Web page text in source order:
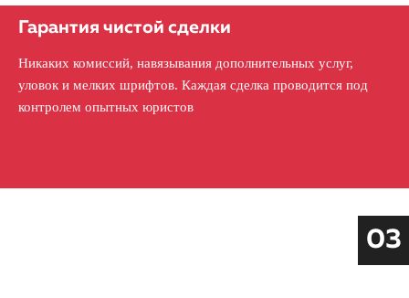
Гарантия чистой сделки
Никаких комиссий, навязывания дополнительных услуг,
уловок и мелких шрифтов. Каждая сделка проводится под
контролем опытных юристов
03